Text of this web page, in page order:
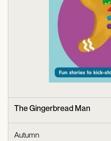
The Gingerbread Man
Autumn